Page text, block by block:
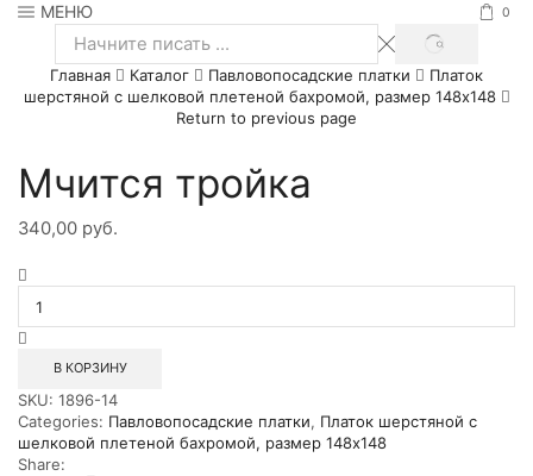
МЕНЮ 0
Search
input
SEARCH
Главная Каталог Павловопосадские платки
Платок
шерстяной с шелковой плетеной бахромой, размер 148х148
Return to previous page
Мчится тройка
340,00 руб.
Мчится
В КОРЗИНУ
SKU: 1896-14
Categories: Павловопосадские платки, Платок шерстяной с
шелковой плетеной бахромой, размер 148х148
Share: